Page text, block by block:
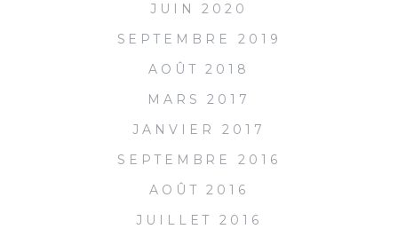
JUIN 2020
SEPTEMBRE 2019
AOÛT 2018
MARS 2017
JANVIER 2017
SEPTEMBRE 2016
AOÛT 2016
JUILLET 2016